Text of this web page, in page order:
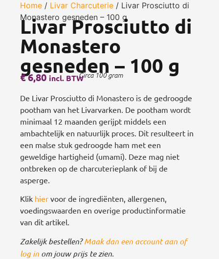
Home / Livar Charcuterie / Livar Prosciutto di
Monastero gesneden – 100 g
Livar Prosciutto di
Monastero
gesneden – 100 g
Circa 100 gram
€6,80 incl. BTW
De Livar Prosciutto di Monastero is de gedroogde
pootham van het Livarvarken. De pootham wordt
minimaal 12 maanden gerijpt middels een
ambachtelijk en natuurlijk proces. Dit resulteert in
een malse stuk gedroogde ham met een
geweldige hartigheid (umami). Deze mag niet
ontbreken op de charcuterieplank of bij de
asperge.
Klik hier voor de ingrediënten, allergenen,
voedingswaarden en overige productinformatie
van dit artikel.
Zakelijk bestellen?Maak dan een account aan of
log in om jouw prijs te zien.